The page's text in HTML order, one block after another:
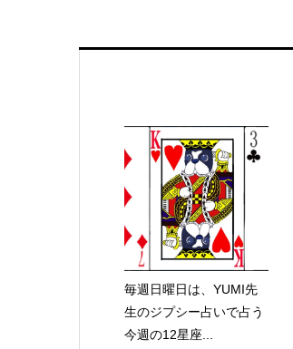
毎週日曜日は、YUMI先
生のジプシー占いで占う
今週の12星座...